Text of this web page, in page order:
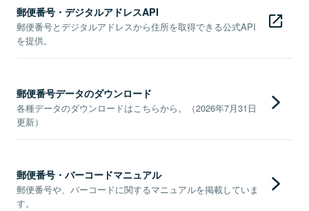
郵便番号・デジタルアドレスAPI
郵便番号とデジタルアドレスから住所を取得できる公式API
を提供。
郵便番号データのダウンロード
各種データのダウンロードはこちらから。（2026年7月31日
更新）
郵便番号・バーコードマニュアル
郵便番号や、バーコードに関するマニュアルを掲載していま
す。